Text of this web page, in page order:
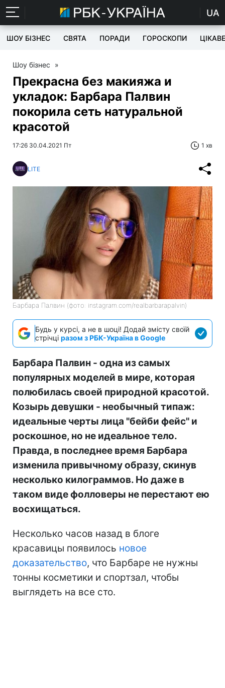
UA
ШОУ БІЗНЕС СВЯТА ПОРАДИ ГОРОСКОПИ ЦІКАВЕ
Шоу бізнес »
Прекрасна без макияжа и
укладок: Барбара Палвин
покорила сеть натуральной
красотой
17:26 30.04.2021 Пт 1 хв
LITE
Барбара Палвин (фото: instagram.com/realbarbarapalvin)
Будь у курсі, а не в шоці! Додай змісту своїй
стрічці разом з РБК-Україна в Google
Барбара Палвин - одна из самых
популярных моделей в мире, которая
полюбилась своей природной красотой.
Козырь девушки - необычный типаж:
идеальные черты лица "бейби фейс" и
роскошное, но не идеальное тело.
Правда, в последнее время Барбара
изменила привычному образу, скинув
несколько килограммов. Но даже в
таком виде фолловеры не перестают ею
восхищаться.
Несколько часов назад в блоге
красавицы появилось новое
доказательство, что Барбаре не нужны
тонны косметики и спортзал, чтобы
выглядеть на все сто.